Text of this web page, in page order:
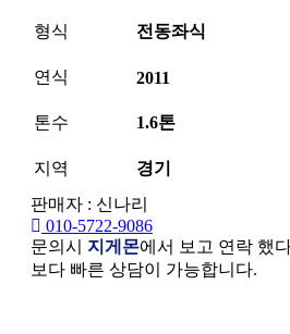
형식 전동좌식
연식 2011
톤수 1.6톤
지역
경기
판매자 : 신나리
010-5722-9086
문의시 지게몬에서 보고 연락 했
보다 빠른 상담이 가능합니다.